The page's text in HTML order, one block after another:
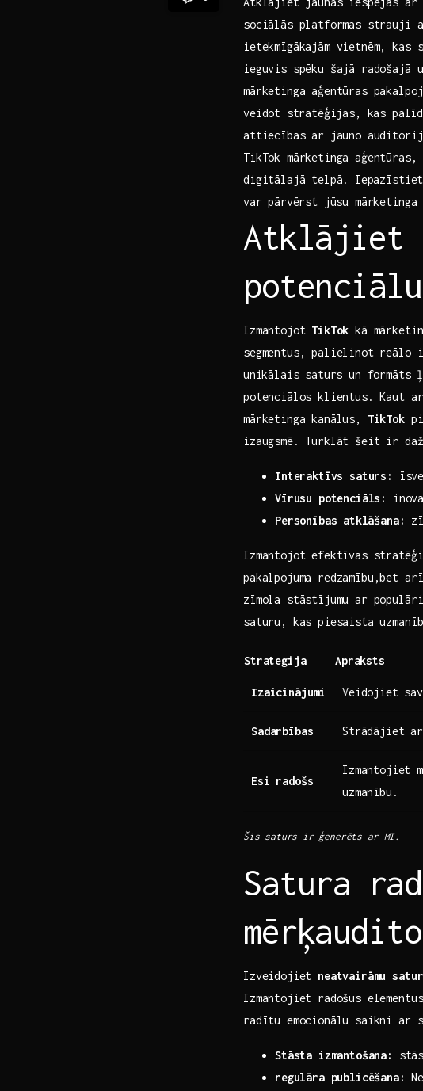
sociālās platformas strauji
ietekmīgākajām vietnēm,
ieguvis spēku šajā
mārketinga aģentūras
veidot ⁢stratēģijas, kas
attiecības ar jauno
TikTok mārketinga
digitālajā telpā.⁣
⁤var pārvērst jūsu
Atklājiet
potenciālu
Izmantojot TikTok kā
segmentus, palielinot
⁤unikālais saturs un ​formāts
potenciālos klientus. Kaut
mārketinga kanālus, TikTok
izaugsmē. Turklāt šeit ir
Interaktīvs ​saturs:
Vīrusu potenciāls:
Personības⁣ atklāšana:
Izmantojot efektīvas
pakalpojuma redzamību,bet
zīmola​ stāstījumu ar
saturu, kas piesaista
Strategija Apraksts
Izaicinājumi Veidojiet
Sadarbības Strādājiet
Esi radošs
Izmantojiet
uzmanību.
Šis⁢ saturs ⁤ir ģenerēts ar MI.
Satura
Izveidojiet neatvairāmu
Izmantojiet radošus
radītu emocionālu saikni ar
Stāsta izmantošana:
regulāra publicēšana: